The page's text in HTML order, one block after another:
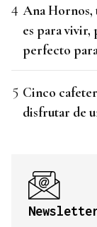
Ana Hornos,
es para vivir,
perfecto
Cinco
disfrutar de